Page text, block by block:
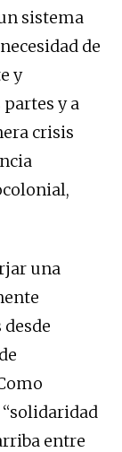
sistema
de
y
y a
crisis
una
entre